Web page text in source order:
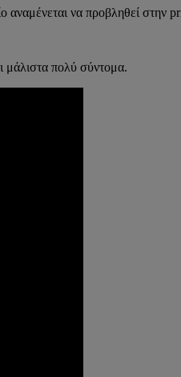
να προβληθεί
μάλιστα πολύ σύντομα.